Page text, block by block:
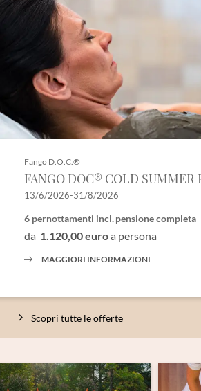
Scopri tutte le offerte
Fango D.O.C.®
FANGO DOC® COLD SUMMER
13/6/2026-31/8/2026
6 pernottamenti incl.pensione completa
da 1.120,00 euroa persona
MAGGIORI INFORMAZIONI